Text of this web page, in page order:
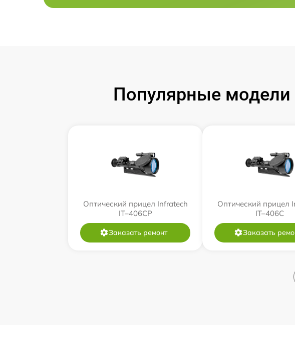
Популярные модели
Оптический прицел Infratech
IT–406СP
Заказать ремонт
Оптический прицел
IT–406С
Заказать